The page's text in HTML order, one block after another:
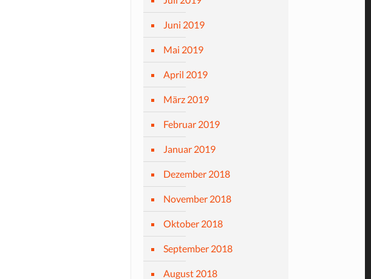
Juni 2019
Mai 2019
April 2019
März 2019
Februar 2019
Januar 2019
Dezember 2018
November 2018
Oktober 2018
September 2018
August 2018